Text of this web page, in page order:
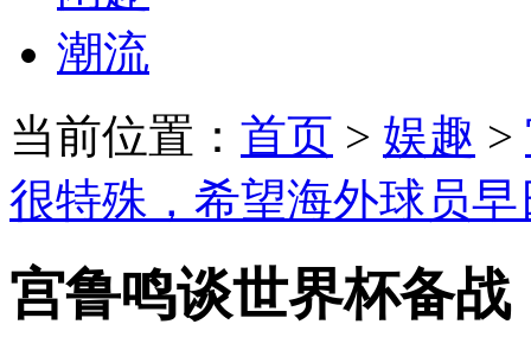
潮流
当前位置： 首页 > 娱趣 >
很特殊，希望海外球员早
宫鲁鸣谈世界杯备